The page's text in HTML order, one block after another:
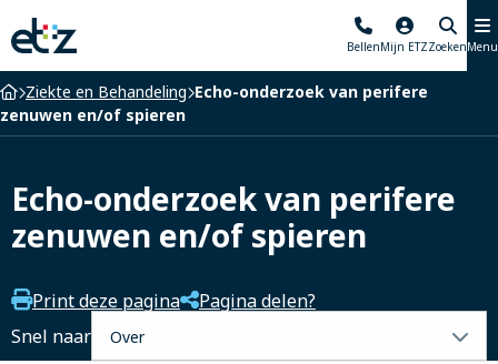
Elisabeth-
TweeSteden
Ziekenhuis
BellenMijn ETZZoekenMenu
Home
Ziekte en Behandeling Echo-onderzoek van perifere
zenuwen en/of spieren
Echo-onderzoek van perifere
zenuwen en/of spieren
Print deze pagina
Pagina delen?
Snel naar